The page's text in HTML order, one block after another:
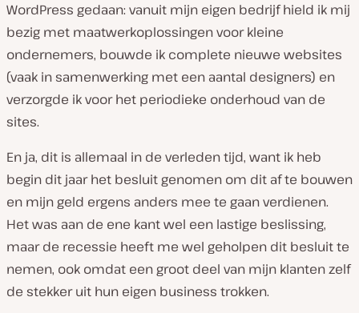
WordPress gedaan: vanuit mijn eigen bedrijf hield ik mij
bezig met maatwerkoplossingen voor kleine
ondernemers, bouwde ik complete nieuwe websites
(vaak in samenwerking met een aantal designers) en
verzorgde ik voor het periodieke onderhoud van de
sites.
En ja, dit is allemaal in de verleden tijd, want ik heb
begin dit jaar het besluit genomen om dit af te bouwen
en mijn geld ergens anders mee te gaan verdienen.
Het was aan de ene kant wel een lastige beslissing,
maar de recessie heeft me wel geholpen dit besluit te
nemen, ook omdat een groot deel van mijn klanten zelf
de stekker uit hun eigen business trokken.